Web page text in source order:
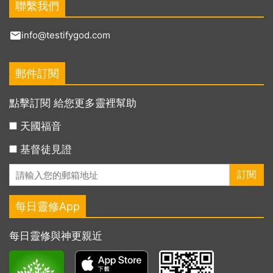
聯繫我們
info@testifygod.com
郵件訂閱
點擊訂閱 給您更多靈裡幫助
天國福音
基督徒見證
每日靈修App
每日靈修與神更親近